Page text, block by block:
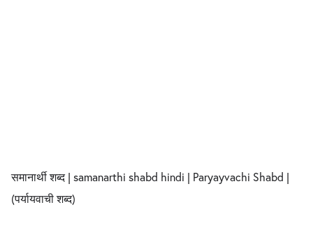
समानार्थी शब्द | samanarthi shabd hindi | Paryayvachi Shabd |
(पर्यायवाची शब्द)